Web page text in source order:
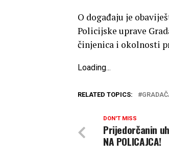
O događaju je
Policijske uprave
činjenica i okolnosti
Loading...
RELATED TOPICS:
DON'T MISS
Prijedorčanin
NA POLICAJCA!